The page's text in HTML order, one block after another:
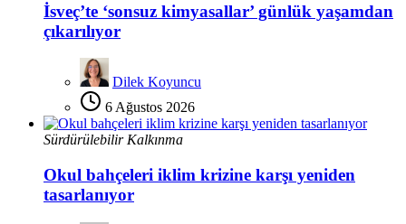
İsveç’te ‘sonsuz kimyasallar’ günlük yaşamdan
çıkarılıyor
Dilek Koyuncu
6 Ağustos 2026
Sürdürülebilir Kalkınma
Okul bahçeleri iklim krizine karşı yeniden
tasarlanıyor